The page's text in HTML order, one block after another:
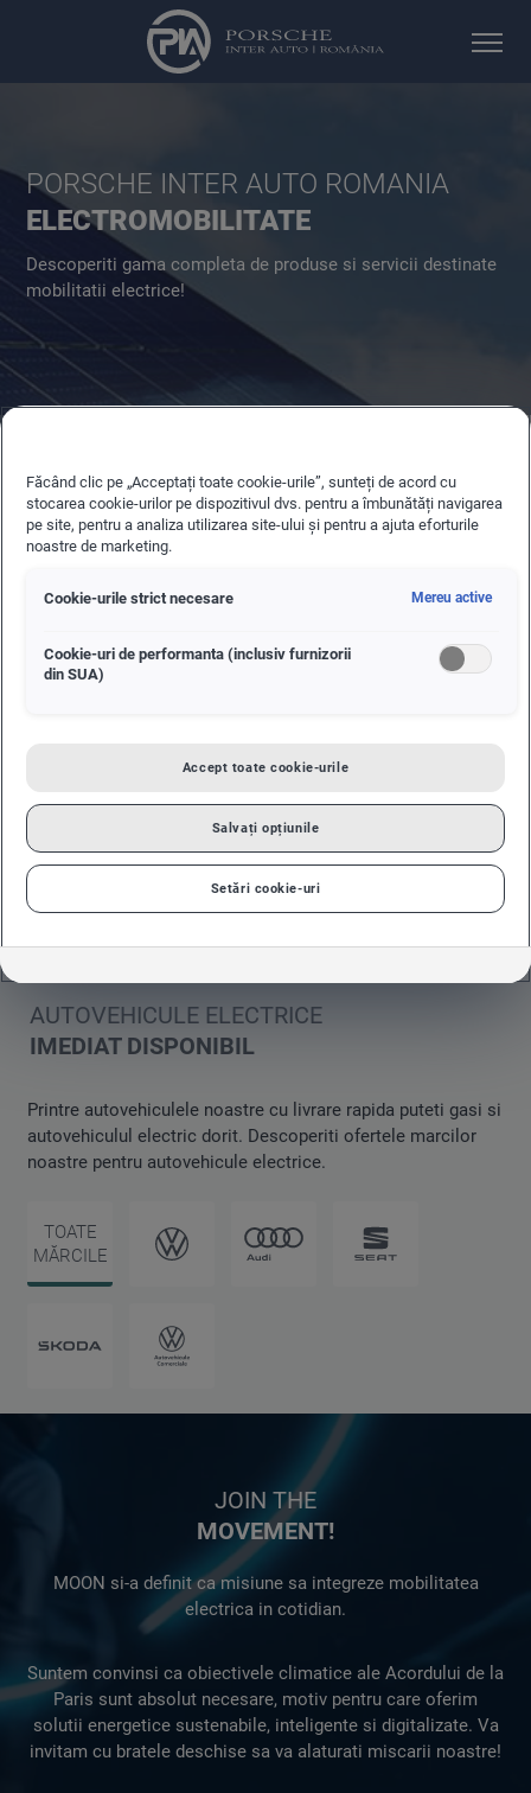
PORSCHE INTER AUTO ROMANIA
ELECTROMOBILITATE
Descoperiti gama completa de produse si servicii destinate
mobilitatii electrice!
AUTOVEHICULE ELECTRICE
DISPONIBILE IMEDIAT
In sortimentul nostru de autovehicule electrice gasiti deja
numeroase oferte ale marcilor Volkswagen, Audi, SEAT,
AUTOVEHICULE ELECTRICE
IMEDIAT DISPONIBIL
Printre autovehiculele noastre cu livrare rapida puteti gasi si
autovehiculul electric dorit. Descoperiti ofertele marcilor
noastre pentru autovehicule electrice.
TOATE
MĂRCILE
JOIN THE
MOVEMENT!
MOON si-a definit ca misiune sa integreze mobilitatea
electrica in cotidian.
Suntem convinsi ca obiectivele climatice ale Acordului de la
Paris sunt absolut necesare, motiv pentru care oferim
solutii energetice sustenabile, inteligente si digitalizate. Va
invitam cu bratele deschise sa va alaturati miscarii noastre!
Făcând clic pe „Acceptați toate cookie-urile”, sunteți de acord cu
stocarea cookie-urilor pe dispozitivul dvs. pentru a îmbunătăți navigarea
pe site, pentru a analiza utilizarea site-ului și pentru a ajuta eforturile
noastre de marketing.
Cookie-urile strict necesare Mereu active
Cookie-uri de performanta (inclusiv furnizorii
din SUA)
Accept toate cookie-urile
Salvați opțiunile
Setări cookie-uri